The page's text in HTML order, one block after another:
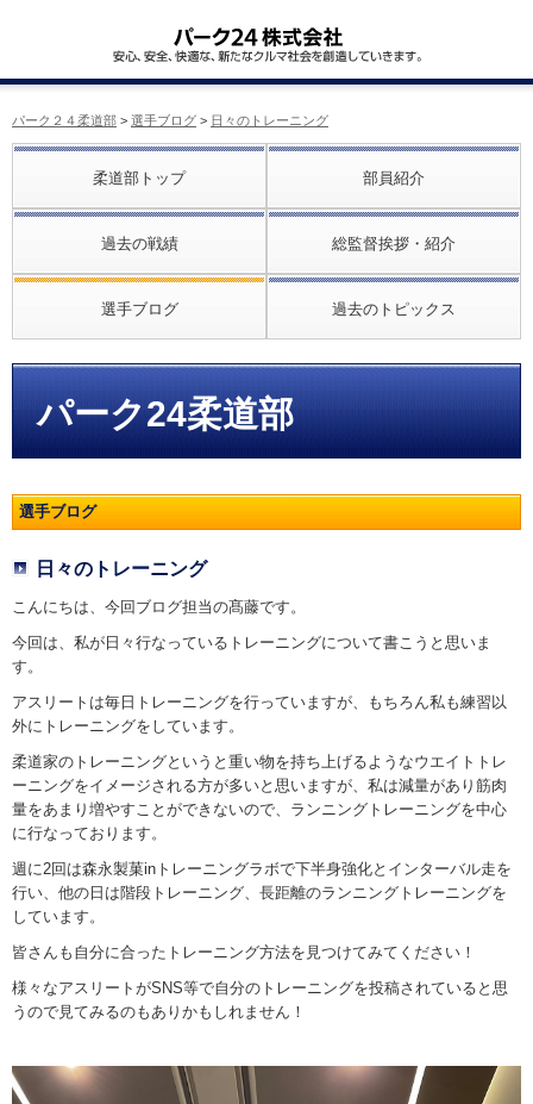
パーク２４柔道部 > 選手ブログ > 日々のトレーニング
柔道部トップ 部員紹介
過去の戦績 総監督挨拶・紹介
選手ブログ 過去のトピックス
パーク24柔道部
選手ブログ
日々のトレーニング
こんにちは、今回ブログ担当の髙藤です。
今回は、私が日々行なっているトレーニングについて書こうと思いま
す。
アスリートは毎日トレーニングを行っていますが、もちろん私も練習以
外にトレーニングをしています。
柔道家のトレーニングというと重い物を持ち上げるようなウエイトトレ
ーニングをイメージされる方が多いと思いますが、私は減量があり筋肉
量をあまり増やすことができないので、ランニングトレーニングを中心
に行なっております。
週に2回は森永製菓inトレーニングラボで下半身強化とインターバル走を
行い、他の日は階段トレーニング、長距離のランニングトレーニングを
しています。
皆さんも自分に合ったトレーニング方法を見つけてみてください！
様々なアスリートがSNS等で自分のトレーニングを投稿されていると思
うので見てみるのもありかもしれません！